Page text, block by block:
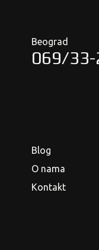
Beograd
069/
Blog
O nama
Kontakt